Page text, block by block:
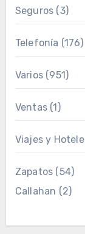
Seguros (3)
Telefonía (176)
Varios(951)
Ventas(1)
Viajes y
Zapatos (54)
Callahan (2)